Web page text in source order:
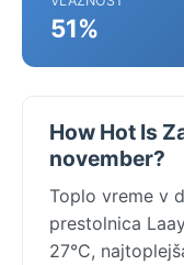
51%
How Hot Is
november?
Toplo vreme v
prestolnica
27°C,